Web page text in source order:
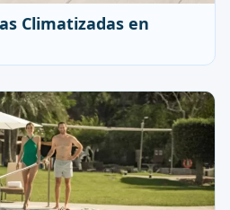
Climatizadas en